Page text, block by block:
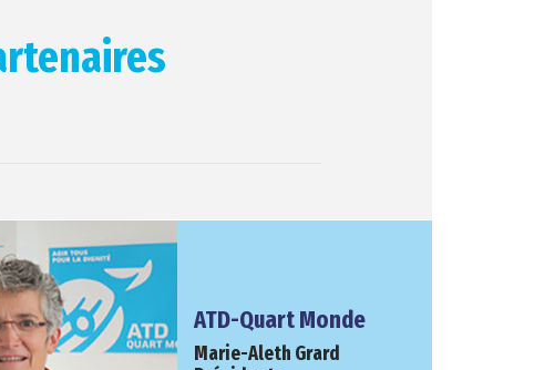
ATD-Quart Monde
Marie-Aleth Grard